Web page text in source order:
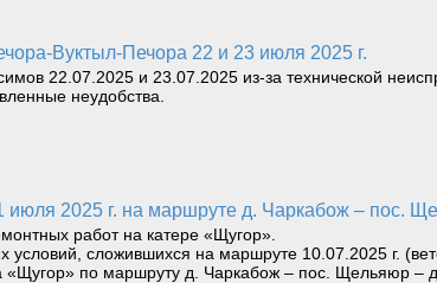
Вуктыл-Печора 22 и 23 июля 2025 г.
22.07.2025 и 23.07.2025 из-за технической
неудобства.
июля 2025 г. на маршруте д. Чаркабож – пос.
работ на катере «Щугор».
условий, сложившихся на маршруте 10.07.2025 г.
по маршруту д. Чаркабож – пос. Щельяюр –